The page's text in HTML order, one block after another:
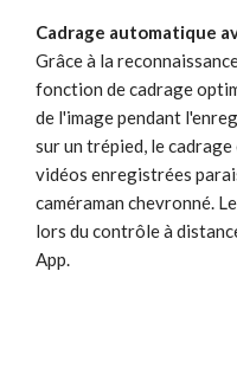
Cadrage automatique
Grâce à la
fonction de cadrage
de l'image pendant
sur un trépied, le cadrage
vidéos enregistrées
caméraman chevronné.
lors du contrôle à
App.